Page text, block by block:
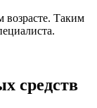
возрасте. Таким
средств